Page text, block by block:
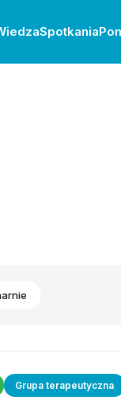
Spotkania
Grupa terapeutyczna